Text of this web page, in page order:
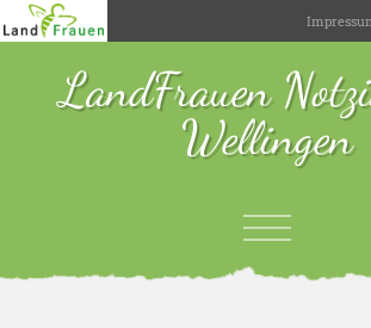
LandFrauen
Wellingen